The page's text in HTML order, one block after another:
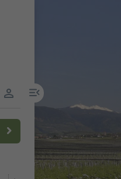
user link
menu link